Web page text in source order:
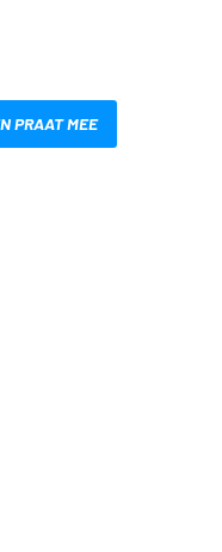
PRAAT MEE